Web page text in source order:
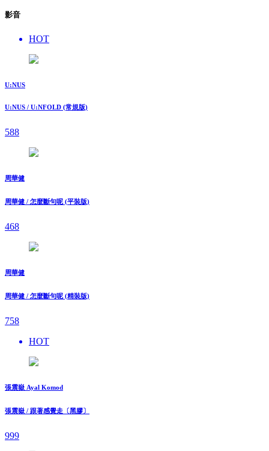
影音
HOT
U:NUS
U:NUS / U:NFOLD (常規版)
588
周華健
周華健 / 怎麼斷句呢 (平裝版)
468
周華健
周華健 / 怎麼斷句呢 (精裝版)
758
HOT
張震嶽 Ayal Komod
張震嶽 / 跟著感覺走〔黑膠〕
999